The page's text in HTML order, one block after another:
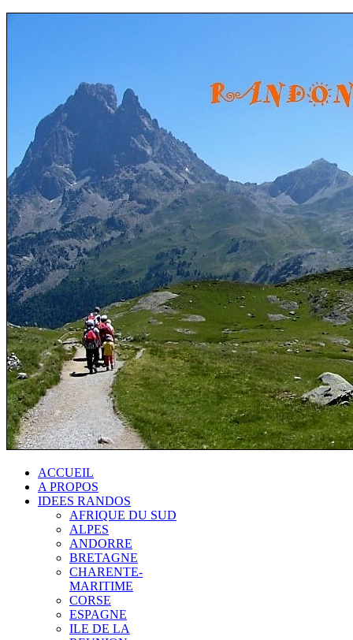
ACCUEIL
A PROPOS
IDEES RANDOS
AFRIQUE DU SUD
ALPES
ANDORRE
BRETAGNE
CHARENTE-
MARITIME
CORSE
ESPAGNE
ILE DE LA